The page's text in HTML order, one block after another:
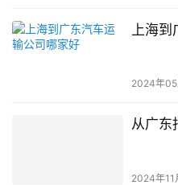
上海到
2024年05
从广东
2024年11